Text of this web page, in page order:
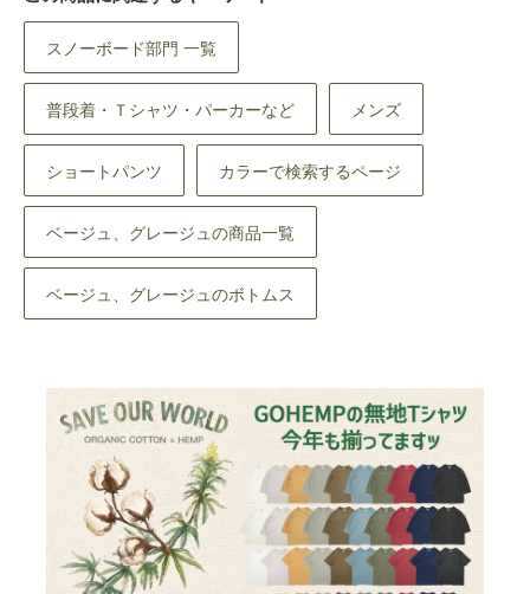
スノーボード部門 一覧
普段着・Ｔシャツ・パーカーなど メンズ
ショートパンツ カラーで検索するページ
ベージュ、グレージュの商品一覧
ベージュ、グレージュのボトムス